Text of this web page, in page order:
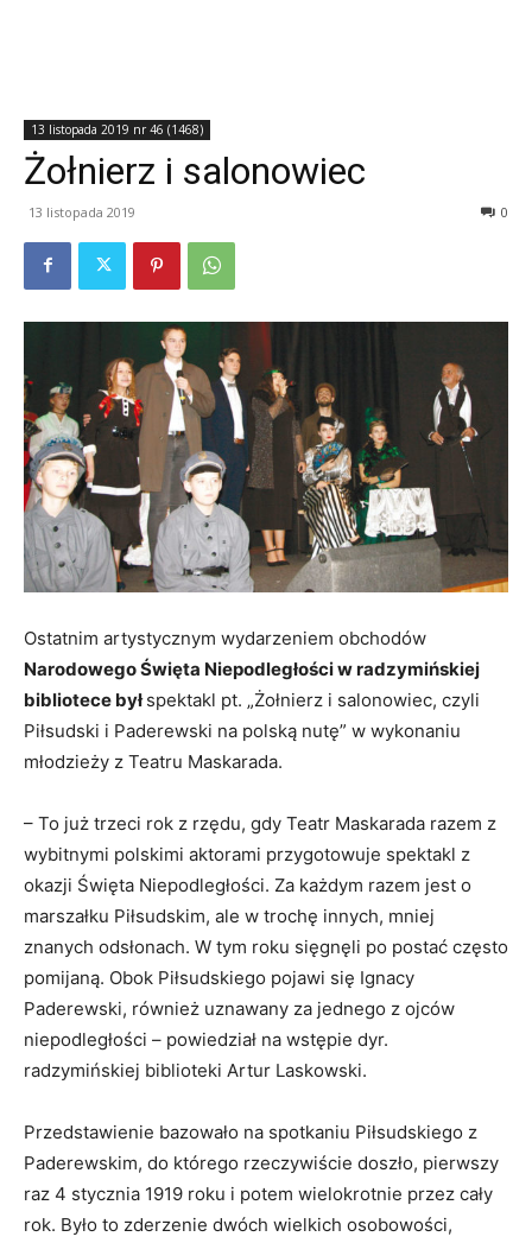
13 listopada 2019 nr 46 (1468)
Żołnierz i salonowiec
13 listopada 2019 0
Ostatnim artystycznym wydarzeniem obchodów
Narodowego Święta Niepodległości w radzymińskiej
bibliotece byłspektakl pt. „Żołnierz i salonowiec, czyli
Piłsudski i Paderewski na polską nutę” w wykonaniu
młodzieży z Teatru Maskarada.
– To już trzeci rok z rzędu, gdy Teatr Maskarada razem z
wybitnymi polskimi aktorami przygotowuje spektakl z
okazji Święta Niepodległości. Za każdym razem jest o
marszałku Piłsudskim, ale w trochę innych, mniej
znanych odsłonach. W tym roku sięgnęli po postać często
pomijaną. Obok Piłsudskiego pojawi się Ignacy
Paderewski, również uznawany za jednego z ojców
niepodległości – powiedział na wstępie dyr.
radzymińskiej biblioteki Artur Laskowski.
Przedstawienie bazowało na spotkaniu Piłsudskiego z
Paderewskim, do którego rzeczywiście doszło, pierwszy
raz 4 stycznia 1919 roku i potem wielokrotnie przez cały
rok. Było to zderzenie dwóch wielkich osobowości,